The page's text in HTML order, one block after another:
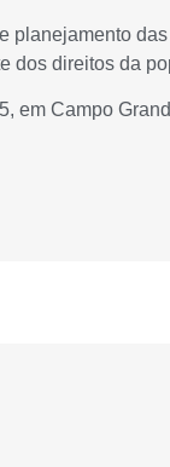
planejamento
dos direitos da
em Campo